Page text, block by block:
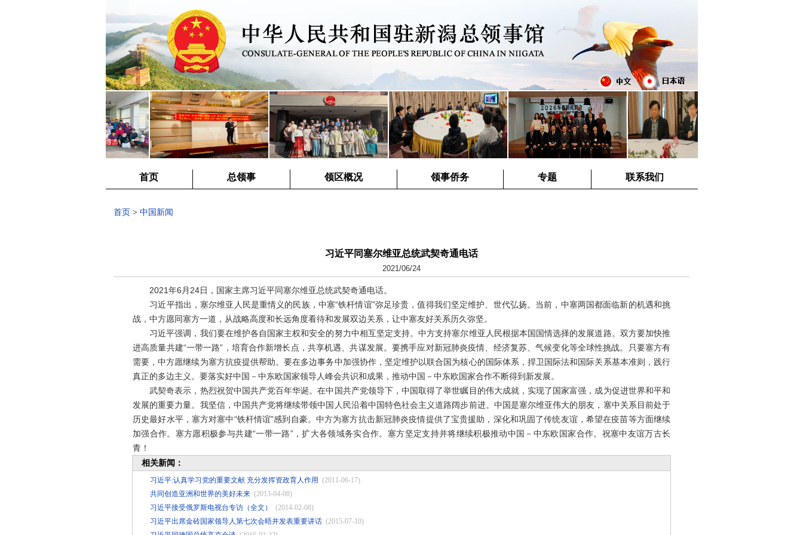
首页 总领事 领区概况 领事侨务 专题 联系我们
首页 > 中国新闻
习近平同塞尔维亚总统武契奇通电话
2021/06/24
2021年6月24日，国家主席习近平同塞尔维亚总统武契奇通电话。
习近平指出，塞尔维亚人民是重情义的民族，中塞“铁杆情谊”弥足珍贵，值得我们坚定维护、世代弘扬。当前，中塞两国都面临新的机遇和挑
战，中方愿同塞方一道，从战略高度和长远角度看待和发展双边关系，让中塞友好关系历久弥坚。
习近平强调，我们要在维护各自国家主权和安全的努力中相互坚定支持。中方支持塞尔维亚人民根据本国国情选择的发展道路。双方要加快推
进高质量共建“一带一路”，培育合作新增长点，共享机遇、共谋发展。要携手应对新冠肺炎疫情、经济复苏、气候变化等全球性挑战。只要塞方有
需要，中方愿继续为塞方抗疫提供帮助。要在多边事务中加强协作，坚定维护以联合国为核心的国际体系，捍卫国际法和国际关系基本准则，践行
真正的多边主义。要落实好中国－中东欧国家领导人峰会共识和成果，推动中国－中东欧国家合作不断得到新发展。
武契奇表示，热烈祝贺中国共产党百年华诞。在中国共产党领导下，中国取得了举世瞩目的伟大成就，实现了国家富强，成为促进世界和平和
发展的重要力量。我坚信，中国共产党将继续带领中国人民沿着中国特色社会主义道路阔步前进。中国是塞尔维亚伟大的朋友，塞中关系目前处于
历史最好水平，塞方对塞中“铁杆情谊”感到自豪。中方为塞方抗击新冠肺炎疫情提供了宝贵援助，深化和巩固了传统友谊，希望在疫苗等方面继续
加强合作。塞方愿积极参与共建“一带一路”，扩大各领域务实合作。塞方坚定支持并将继续积极推动中国－中东欧国家合作。祝塞中友谊万古长
青！
相关新闻：
习近平:认真学习党的重要文献 充分发挥资政育人作用 (2011-06-17)
共同创造亚洲和世界的美好未来 (2013-04-08)
习近平接受俄罗斯电视台专访（全文）
(2014-02-08)
习近平出席金砖国家领导人第七次会晤并发表重要讲话 (2015-07-10)